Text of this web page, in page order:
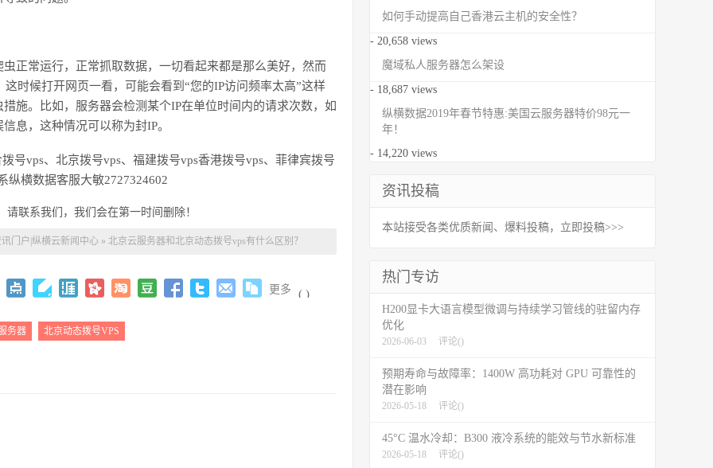
正常运行，正常抓取数据，一切看起来都是那么美好，然而
这时候打开网页一看，可能会看到 “您的IP访问频率太高”这样
施。比如，服务器会检测某个IP在单位时间内的请求次数，如
息，这种情况可以称为封IP。
号vps、 北京拨号vps、 福建拨号vps香港拨号vps、 菲律宾拨号
纵横数据客服大敏2727324602
联系我们，我们会在第一时间删除！
门户|纵横云新闻中心» 北京云服务器和北京动态拨号vps有什么区别？
更多 ( )
务器 北京动态拨号VPS
如何手动提高自己香港云主机的安全性？
- 20,658 views
魔域私人服务器怎么架设
- 18,687 views
纵横数据2019年春节特惠:美国云服务器特价98元一
年！
- 14,220 views
资讯投稿
本站接受各类优质新闻、爆料投稿，立即投稿>>>
热门专访
H200显卡大语言模型微调与持续学习管线的驻留内存
优化
2026-06-03 评论()
预期寿命与故障率：1400W 高功耗对 GPU 可靠性的
潜在影响
2026-05-18 评论()
45°C 温水冷却：B300 液冷系统的能效与节水新标准
2026-05-18 评论()